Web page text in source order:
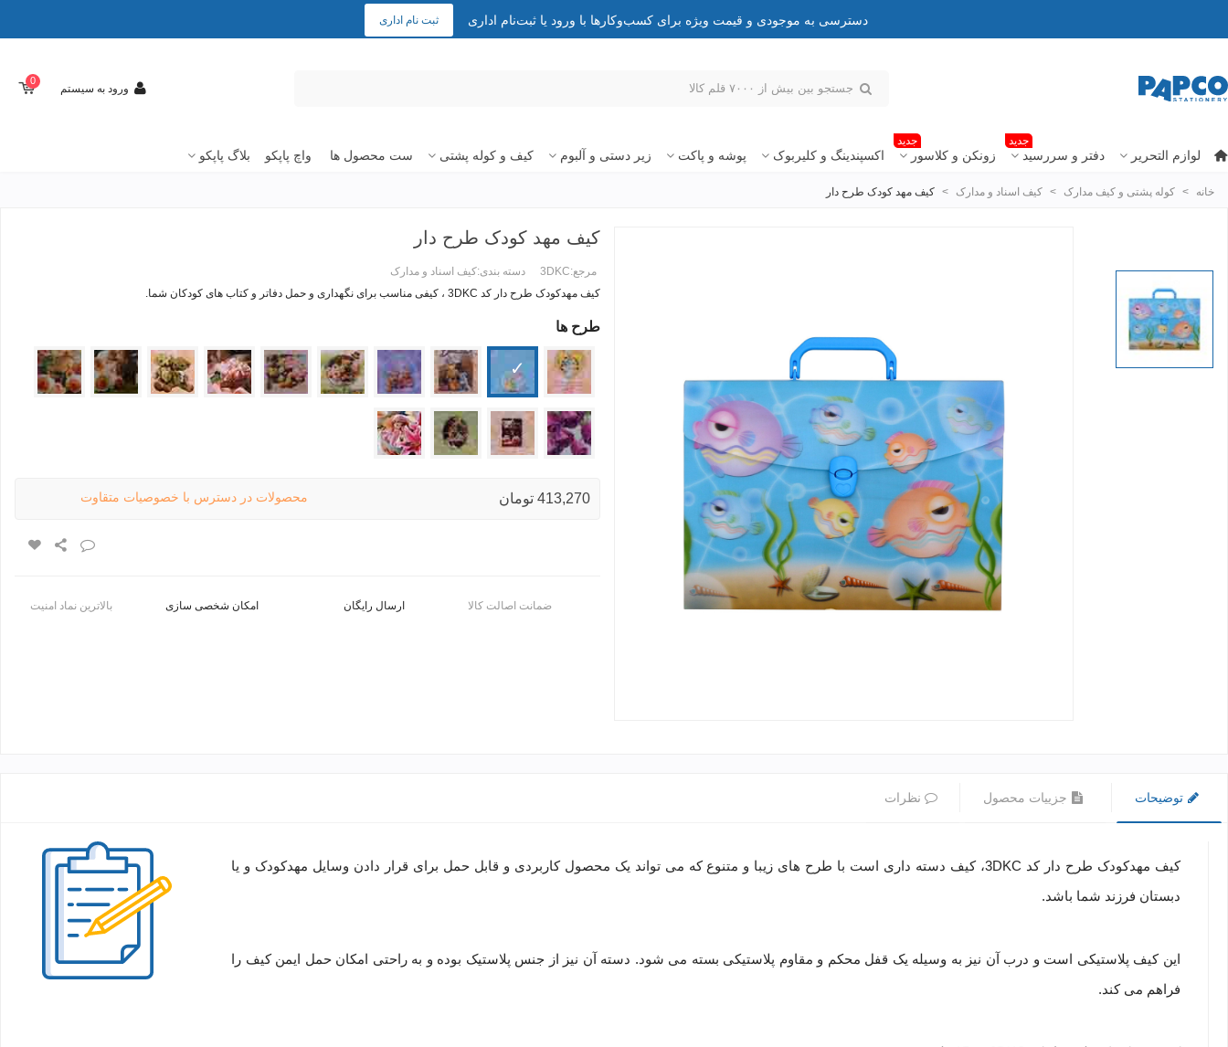
دسترسی به موجودی و قیمت ویژه برای کسب‌وکارها با ورود یا ثبت‌نام اداری ثبت نام اداری
ورود به سیستم
0
لوازم التحریر دفتر و سررسید
جدید
زونکن و کلاسور
جدید
اکسپندینگ و کلیربوک پوشه و پاکت زیر دستی و آلبوم کیف و کوله پشتی ست محصول ها واچ پاپکو بلاگ پاپکو
خانه > کوله پشتی و کیف مدارک > کیف اسناد و مدارک > کیف مهد کودک طرح دار
کیف مهد کودک طرح دار
مرجع:3DKC دسته بندی:کیف اسناد و مدارک
کیف مهدکودک طرح دار کد 3DKC ، کیفی مناسب برای نگهداری و حمل دفاتر و کتاب های کودکان شما.
ادامه مطلب +
طرح ها
ar004
ar001
804
331
1216-
22
1216-
35
bear-
02
1216-
05
1216-
06
1216-
07
1216-
18
1216-
10
1216-
08
413,270 تومان محصولات در دسترس با خصوصیات متقاوت
ضمانت اصالت کالا ارسال رایگان امکان شخصی سازی بالاترین نماد امنیت
توضیحات جزییات محصول نظرات
کیف مهدکودک طرح دار کد 3DKC، کیف دسته داری است با طرح های زیبا و متنوع که می تواند یک محصول کاربردی و قابل حمل برای قرار دادن وسایل مهدکودک و یا
دبستان فرزند شما باشد.
این کیف پلاستیکی است و درب آن نیز به وسیله یک قفل محکم و مقاوم پلاستیکی بسته می شود. دسته آن نیز از جنس پلاستیک بوده و به راحتی امکان حمل ایمن کیف را
فراهم می کند.